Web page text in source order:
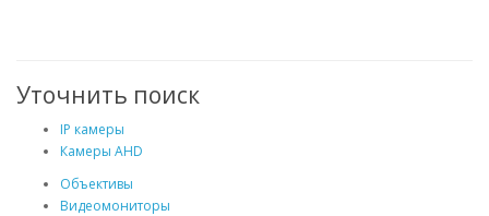
Уточнить поиск
IP камеры
Камеры AHD
Объективы
Видеомониторы